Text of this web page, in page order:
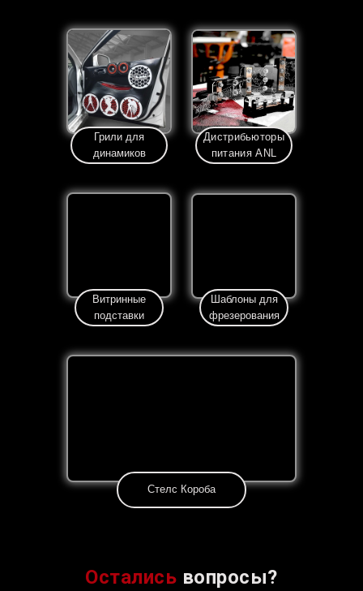
Грили для
динамиков
Дистрибьюторы
питания ANL
Шаблоны для
фрезерования
Витринные
подставки
Стелс Короба
Остались вопросы?